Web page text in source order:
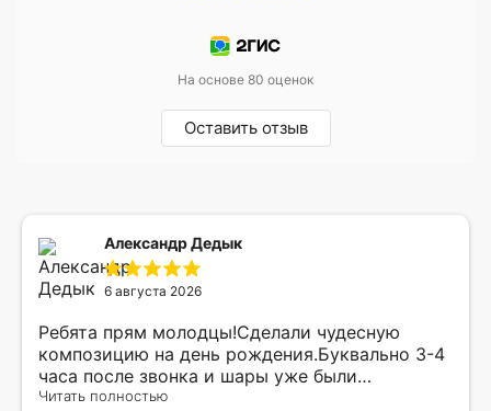
На основе 80 оценок
Оставить отзыв
Александр Дедык
6 августа 2026
Ребята прям молодцы!Сделали чудесную
композицию на день рождения.Буквально 3-4
часа после звонка и шары уже были
доставлены мне по адресу.Качество
Читать полностью